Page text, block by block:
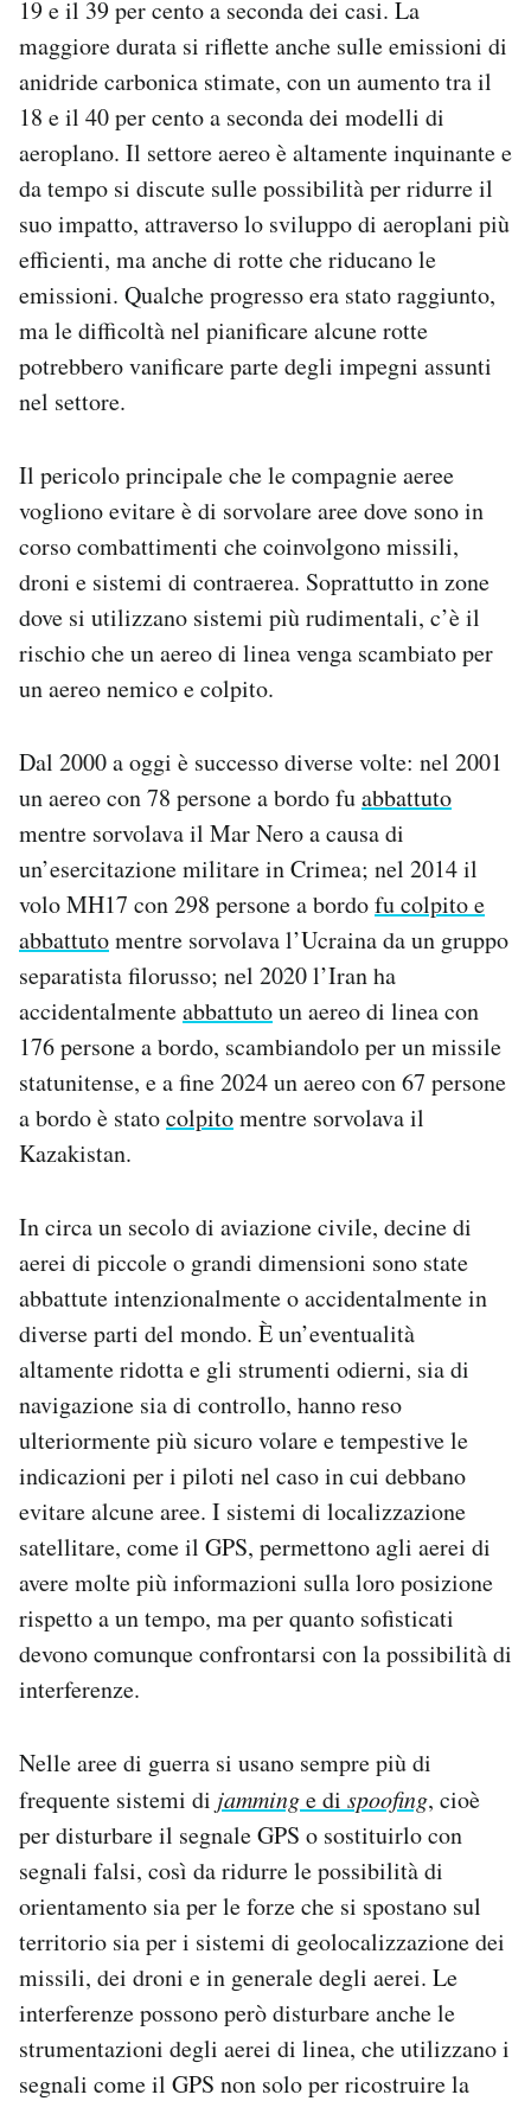
19 e il 39 per cento a seconda dei casi. La
maggiore durata si riflette anche sulle emissioni di
anidride carbonica stimate, con un aumento tra il
18 e il 40 per cento a seconda dei modelli di
aeroplano. Il settore aereo è altamente inquinante e
da tempo si discute sulle possibilità per ridurre il
suo impatto, attraverso lo sviluppo di aeroplani più
efficienti, ma anche di rotte che riducano le
emissioni. Qualche progresso era stato raggiunto,
ma le difficoltà nel pianificare alcune rotte
potrebbero vanificare parte degli impegni assunti
nel settore.
Il pericolo principale che le compagnie aeree
vogliono evitare è di sorvolare aree dove sono in
corso combattimenti che coinvolgono missili,
droni e sistemi di contraerea. Soprattutto in zone
dove si utilizzano sistemi più rudimentali, c’è il
rischio che un aereo di linea venga scambiato per
un aereo nemico e colpito.
Dal 2000 a oggi è successo diverse volte: nel 2001
un aereo con 78 persone a bordo fuabbattuto
mentre sorvolava il Mar Nero a causa di
un’esercitazione militare in Crimea; nel 2014 il
volo MH17 con 298 persone a bordofu colpito e
abbattutomentre sorvolava l’Ucraina da un gruppo
separatista filorusso; nel 2020 l’Iran ha
accidentalmenteabbattutoun aereo di linea con
176 persone a bordo, scambiandolo per un missile
statunitense, e a fine 2024 un aereo con 67 persone
a bordo è statocolpitomentre sorvolava il
Kazakistan.
In circa un secolo di aviazione civile, decine di
aerei di piccole o grandi dimensioni sono state
abbattute intenzionalmente o accidentalmente in
diverse parti del mondo. È un’eventualità
altamente ridotta e gli strumenti odierni, sia di
navigazione sia di controllo, hanno reso
ulteriormente più sicuro volare e tempestive le
indicazioni per i piloti nel caso in cui debbano
evitare alcune aree. I sistemi di localizzazione
satellitare, come il GPS, permettono agli aerei di
avere molte più informazioni sulla loro posizione
rispetto a un tempo, ma per quanto sofisticati
devono comunque confrontarsi con la possibilità di
interferenze.
Nelle aree di guerra si usano sempre più di
frequente sistemi di jamminge di spoofing, cioè
per disturbare il segnale GPS o sostituirlo con
segnali falsi, così da ridurre le possibilità di
orientamento sia per le forze che si spostano sul
territorio sia per i sistemi di geolocalizzazione dei
missili, dei droni e in generale degli aerei. Le
interferenze possono però disturbare anche le
strumentazioni degli aerei di linea, che utilizzano i
segnali come il GPS non solo per ricostruire la